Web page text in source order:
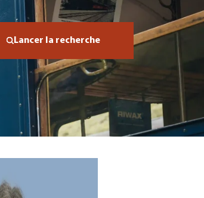
Lancer la recherche